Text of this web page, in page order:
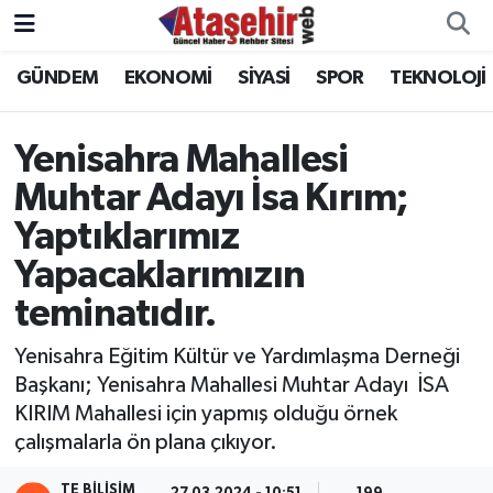
GÜNDEM EKONOMİ SİYASİ SPOR TEKNOLOJİ
Yenisahra Mahallesi
Muhtar Adayı İsa Kırım;
Yaptıklarımız
Yapacaklarımızın
teminatıdır.
Yenisahra Eğitim Kültür ve Yardımlaşma Derneği
Başkanı; Yenisahra Mahallesi Muhtar Adayı İSA
KIRIM Mahallesi için yapmış olduğu örnek
çalışmalarla ön plana çıkıyor.
Hava Durumu
Trafik Durumu
Süper Lig Puan Durumu ve Fikstür
Tüm Manşetler
Son Dakika Haberleri
Haber Arşivi